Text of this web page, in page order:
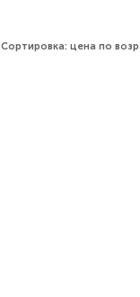
Сортировка: цена по